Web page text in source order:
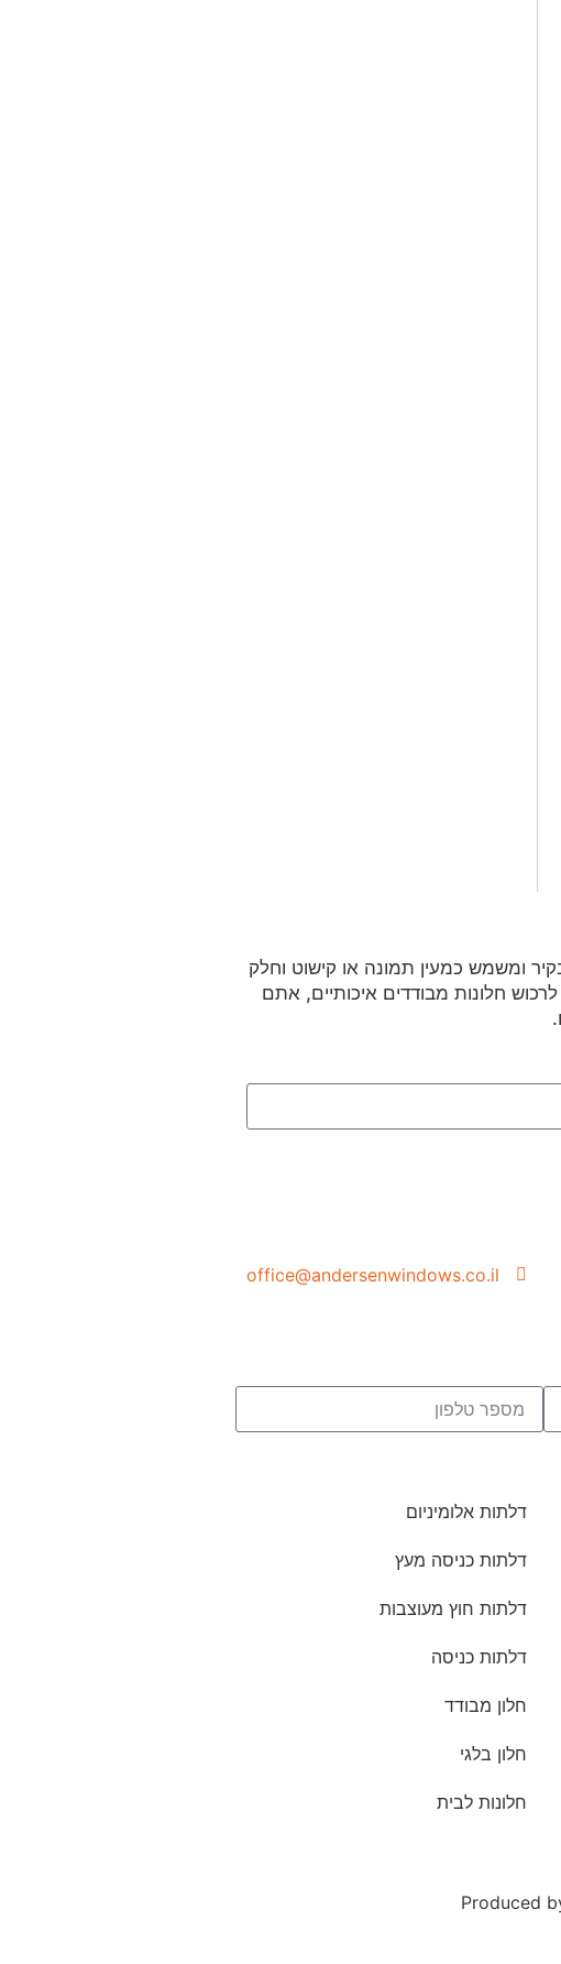
ומשמש כמעין תמונה או קישוט וחלק
חלונות מבודדים איכותיים, אתם
office@andersenwindows.co.il
דלתות אלומיניום
דלתות כניסה מעץ
דלתות חוץ מעוצבות
דלתות כניסה
חלון מבודד
חלון בלגי
חלונות לבית
Produced